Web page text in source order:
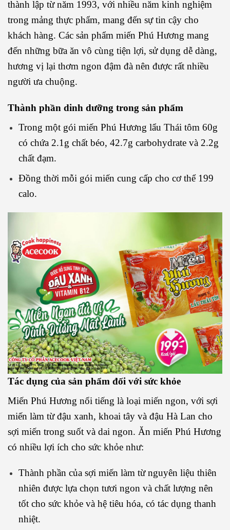
thành lập từ năm 1993, với nhiều năm kinh nghiệm
trong mảng thực phẩm, mang đến sự tin cậy cho
khách hàng. Các sản phẩm miến Phú Hương mang
đến những bữa ăn vô cùng tiện lợi, sử dụng dễ dàng,
hương vị lại thơm ngon đậm đà nên được rất nhiều
người ưa chuộng.
Thành phần dinh dưỡng trong sản phẩm
Trong một gói miến Phú Hương lẩu Thái tôm 60g
có chứa 2.1g chất béo, 42.7g carbohydrate và 2.2g
chất đạm.
Đồng thời mỗi gói miến cung cấp cho cơ thể 199
calo.
Tác dụng của sản phẩm đối với sức khỏe
Miến Phú Hương nổi tiếng là loại miến ngon, với sợi
miến làm từ đậu xanh, khoai tây và đậu Hà Lan cho
sợi miến trong suốt và dai ngon. Ăn miến Phú Hương
có nhiều lợi ích cho sức khỏe như:
Thành phần của sợi miến làm từ nguyên liệu thiên
nhiên được lựa chọn tươi ngon và chất lượng nên
tốt cho sức khỏe và hệ tiêu hóa, có tác dụng thanh
nhiệt.